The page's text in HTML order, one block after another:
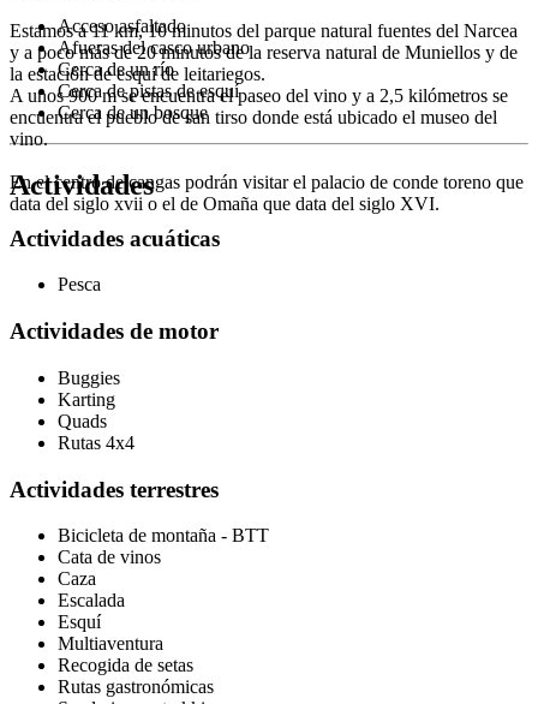
Estamos a 11 km, 10 minutos del parque natural fuentes del Narcea
y a poco más de 20 minutos de la reserva natural de Muniellos y de
la estación de esquí de leitariegos.
A unos 900 m se encuentra el paseo del vino y a 2,5 kilómetros se
encuentra el pueblo de san tirso donde está ubicado el museo del
vino.
En el centro de cangas podrán visitar el palacio de conde toreno que
data del siglo xvii o el de Omaña que data del siglo XVI.
Acceso asfaltado
Afueras del casco urbano
Cerca de un río
Cerca de pistas de esquí
Cerca de un bosque
Actividades
Actividades acuáticas
Pesca
Actividades de motor
Buggies
Karting
Quads
Rutas 4x4
Actividades terrestres
Bicicleta de montaña - BTT
Cata de vinos
Caza
Escalada
Esquí
Multiaventura
Recogida de setas
Rutas gastronómicas